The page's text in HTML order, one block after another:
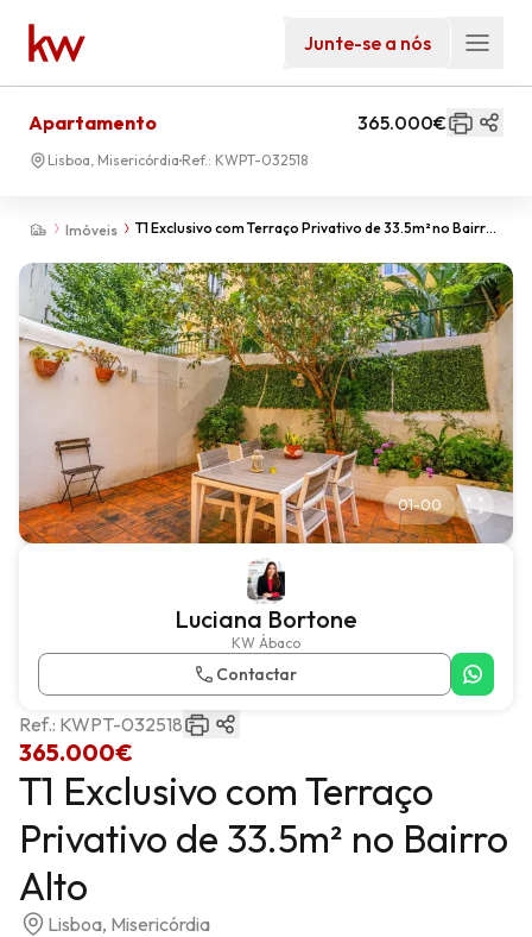
Junte-se a nós
Imóveis
T1 Exclusivo com Terraço Privativo de 33.5m² no Bairro
Apartamento 365.000€
Lisboa, Misericórdia Ref.: KWPT-032518
01-00
Luciana Bortone
KW Ábaco
Contactar
365.000€
Ref.: KWPT-032518
T1 Exclusivo com Terraço
Privativo de 33.5m² no Bairro
Alto
Lisboa, Misericórdia